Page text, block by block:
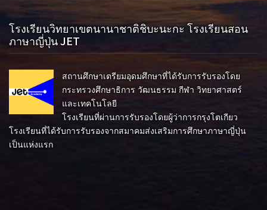
โรงเรียนวิทยาเขตนานาชาติชิบะนะกะ โรงเรียนสอน
ภาษาญี่ปุ่น JET
สถานศึกษาเตรียมอุดมศึกษาที่ได้รับการรับรองโดย
กระทรวงศึกษาธิการ วัฒนธรรม กีฬา วิทยาศาสตร์
และเทคโนโลยี
โรงเรียนที่ผ่านการรับรองโดยผู้ว่าการกรุงโตเกียว
โรงเรียนที่ได้รับการรับรองจากสมาคมส่งเสริมการศึกษาภาษาญี่ปุ่น
เป็นแห่งแรก